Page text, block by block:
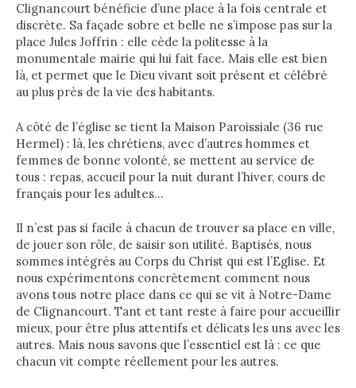
Clignancourt bénéficie d’une place à la fois centrale et
discrète. Sa façade sobre et belle ne s’impose pas sur la
place Jules Joffrin : elle cède la politesse à la
monumentale mairie qui lui fait face. Mais elle est bien
là, et permet que le Dieu vivant soit présent et célébré
au plus près de la vie des habitants.
A côté de l’église se tient la Maison Paroissiale (36 rue
Hermel) : là, les chrétiens, avec d’autres hommes et
femmes de bonne volonté, se mettent au service de
tous : repas, accueil pour la nuit durant l’hiver, cours de
français pour les adultes…
Il n’est pas si facile à chacun de trouver sa place en ville,
de jouer son rôle, de saisir son utilité. Baptisés, nous
sommes intégrés au Corps du Christ qui est l’Eglise. Et
nous expérimentons concrètement comment nous
avons tous notre place dans ce qui se vit à Notre-Dame
de Clignancourt. Tant et tant reste à faire pour accueillir
mieux, pour être plus attentifs et délicats les uns avec les
autres. Mais nous savons que l’essentiel est là : ce que
chacun vit compte réellement pour les autres.